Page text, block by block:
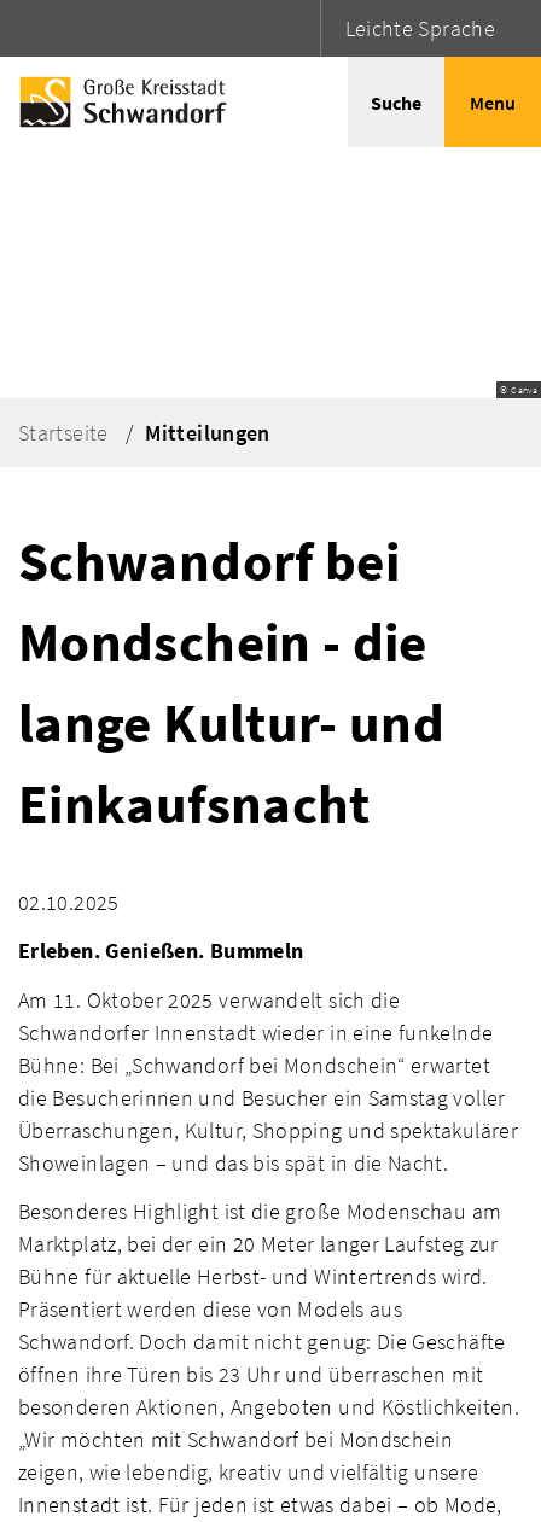
Leichte Sprache
Suche Menu
© Canva
Startseite Mitteilungen
Schwandorf bei
Mondschein - die
lange Kultur- und
Einkaufsnacht
02.10.2025
Erleben. Genießen. Bummeln
Am 11. Oktober 2025 verwandelt sich die
Schwandorfer Innenstadt wieder in eine funkelnde
Bühne: Bei „Schwandorf bei Mondschein“ erwartet
die Besucherinnen und Besucher ein Samstag voller
Überraschungen, Kultur, Shopping und spektakulärer
Showeinlagen – und das bis spät in die Nacht.
Besonderes Highlight ist die große Modenschau am
Marktplatz, bei der ein 20 Meter langer Laufsteg zur
Bühne für aktuelle Herbst- und Wintertrends wird.
Präsentiert werden diese von Models aus
Schwandorf. Doch damit nicht genug: Die Geschäfte
öffnen ihre Türen bis 23 Uhr und überraschen mit
besonderen Aktionen, Angeboten und Köstlichkeiten.
„Wir möchten mit Schwandorf bei Mondschein
zeigen, wie lebendig, kreativ und vielfältig unsere
Innenstadt ist. Für jeden ist etwas dabei – ob Mode,